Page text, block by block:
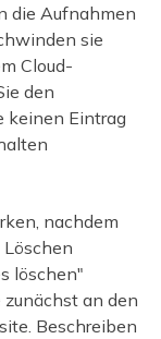
die Aufnahmen
sie
Cloud-
den
keinen Eintrag
nachdem
löschen"
an den
Beschreiben